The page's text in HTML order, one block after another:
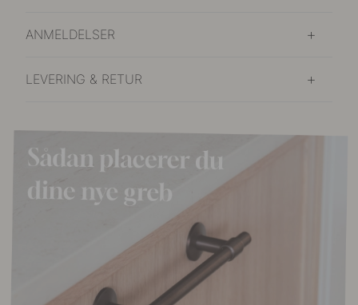
ANMELDELSER
LEVERING & RETUR